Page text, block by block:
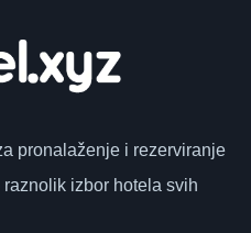
pronalaženje i rezerviranje
raznolik izbor hotela svih